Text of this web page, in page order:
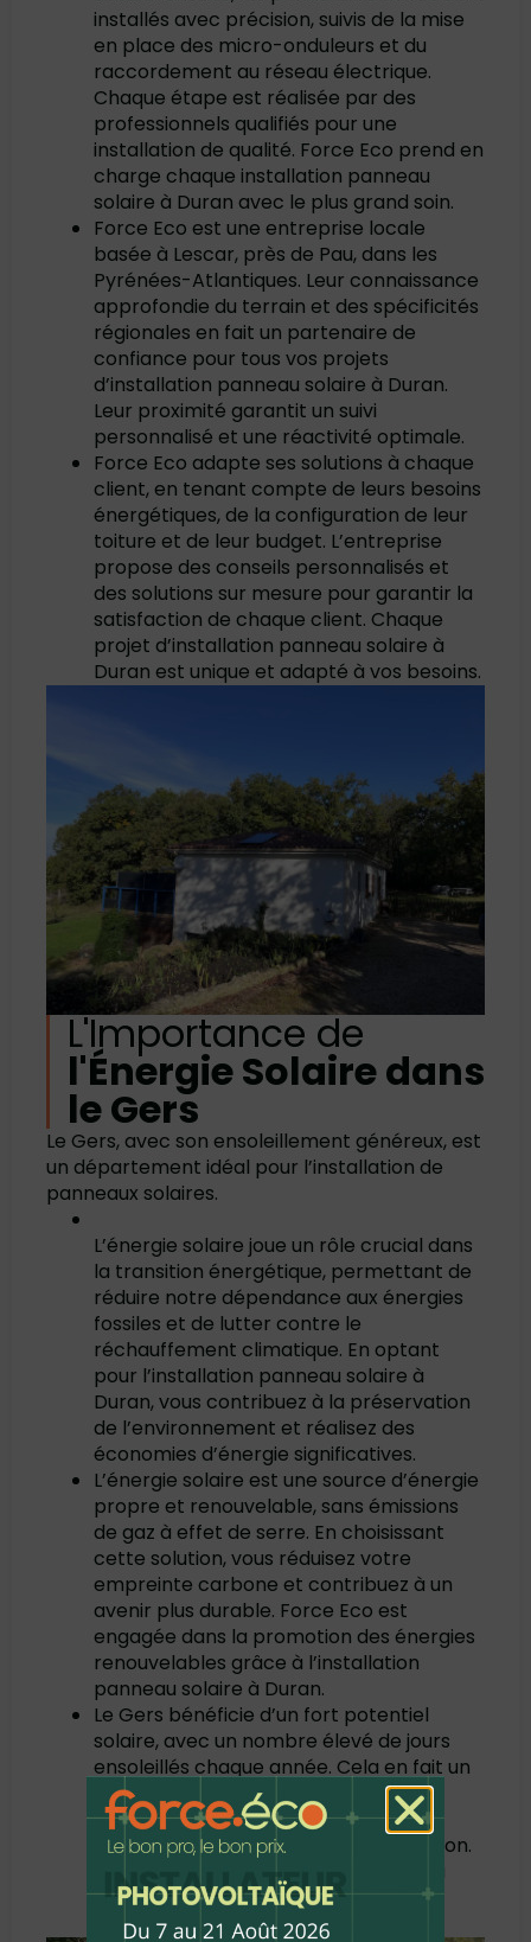
installés avec précision, suivis de la mise
en place des micro-onduleurs et du
raccordement au réseau électrique.
Chaque étape est réalisée par des
professionnels qualifiés pour une
installation de qualité. Force Eco prend en
charge chaque installation panneau
solaire à Duran avec le plus grand soin.
Force Eco est une entreprise locale
basée à Lescar, près de Pau, dans les
Pyrénées-Atlantiques. Leur connaissance
approfondie du terrain et des spécificités
régionales en fait un partenaire de
confiance pour tous vos projets
d’installation panneau solaire à Duran.
Leur proximité garantit un suivi
personnalisé et une réactivité optimale.
Force Eco adapte ses solutions à chaque
client, en tenant compte de leurs besoins
énergétiques, de la configuration de leur
toiture et de leur budget. L’entreprise
propose des conseils personnalisés et
des solutions sur mesure pour garantir la
satisfaction de chaque client. Chaque
projet d’installation panneau solaire à
Duran est unique et adapté à vos besoins.
L'Importance de
l'Énergie Solaire dans
le Gers
Le Gers, avec son ensoleillement généreux, est
un département idéal pour l’installation de
panneaux solaires.
L’énergie solaire joue un rôle crucial dans
la transition énergétique, permettant de
réduire notre dépendance aux énergies
fossiles et de lutter contre le
réchauffement climatique. En optant
pour l’installation panneau solaire à
Duran, vous contribuez à la préservation
de l’environnement et réalisez des
économies d’énergie significatives.
L’énergie solaire est une source d’énergie
propre et renouvelable, sans émissions
de gaz à effet de serre. En choisissant
cette solution, vous réduisez votre
empreinte carbone et contribuez à un
avenir plus durable. Force Eco est
engagée dans la promotion des énergies
renouvelables grâce à l’installation
panneau solaire à Duran.
Le Gers bénéficie d’un fort potentiel
solaire, avec un nombre élevé de jours
ensoleillés chaque année. Cela en fait un
lieu privilégié pour l’installation de
panneaux solaires, garantissant un
rendement optimal de votre installation.
solaire à Duran est donc une solution
particulièrement avantageuse.